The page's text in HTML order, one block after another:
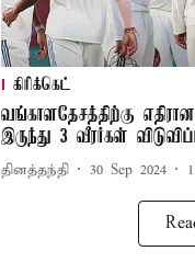
கிரிக்கெட்
வங்காளதேசத்திற்கு
இருந்து 3 வீரர்கள்
தினத்தந்தி 30 Sep 2024 1